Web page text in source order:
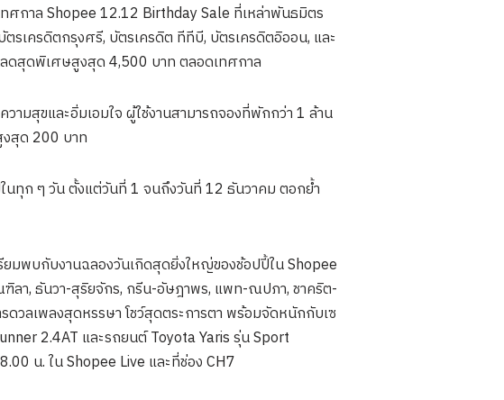
กาล Shopee 12.12 Birthday Sale ที่เหล่าพันธมิตร
รเครดิตกรุงศรี, บัตรเครดิต ทีทีบี, บัตรเครดิตอิออน, และ
ดสุดพิเศษสูงสุด 4,500 บาท ตลอดเทศกาล
มสุขและอิ่มเอมใจ ผู้ใช้งานสามารถจองที่พักกว่า 1 ล้าน
สุด 200 บาท
ทุก ๆ วัน ตั้งแต่วันที่ 1 จนถึงวันที่ 12 ธันวาคม ตอกย้ำ
มพบกับงานฉลองวันเกิดสุดยิ่งใหญ่ของช้อปปี้ใน Shopee
ลา, ธันวา-สุริยจักร, กรีน-อัษฎาพร, แพท-ณปภา, ชาคริต-
ลเพลงสุดหรรษา โชว์สุดตระการตา พร้อมจัดหนักกับเซ
2.4AT และรถยนต์ Toyota Yaris รุ่น Sport
น. ใน Shopee Live และที่ช่อง CH7